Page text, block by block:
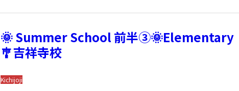
🌞 Summer School 前半③🌞Elementary
🎐吉祥寺校
Kichijoji